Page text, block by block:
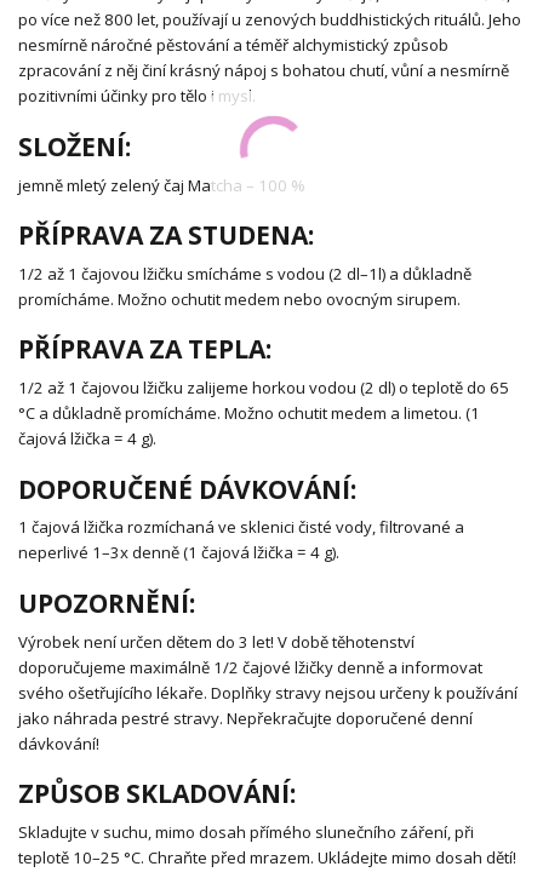
po více než 800 let, používají u zenových buddhistických rituálů. Jeho
nesmírně náročné pěstování a téměř alchymistický způsob
zpracování z něj činí krásný nápoj s bohatou chutí, vůní a nesmírně
pozitivními účinky pro tělo i mysl.
SLOŽENÍ:
jemně mletý zelený čaj Matcha – 100 %
PŘÍPRAVA ZA STUDENA:
1/2 až 1 čajovou lžičku smícháme s vodou (2 dl–1l) a důkladně
promícháme. Možno ochutit medem nebo ovocným sirupem.
PŘÍPRAVA ZA TEPLA:
1/2 až 1 čajovou lžičku zalijeme horkou vodou (2 dl) o teplotě do 65
°C a důkladně promícháme. Možno ochutit medem a limetou. (1
čajová lžička = 4 g).
DOPORUČENÉ DÁVKOVÁNÍ:
1 čajová lžička rozmíchaná ve sklenici čisté vody, filtrované a
neperlivé 1–3x denně (1 čajová lžička = 4 g).
UPOZORNĚNÍ:
Výrobek není určen dětem do 3 let! V době těhotenství
doporučujeme maximálně 1/2 čajové lžičky denně a informovat
svého ošetřujícího lékaře. Doplňky stravy nejsou určeny k používání
jako náhrada pestré stravy. Nepřekračujte doporučené denní
dávkování!
ZPŮSOB SKLADOVÁNÍ:
Skladujte v suchu, mimo dosah přímého slunečního záření, při
teplotě 10–25 °C. Chraňte před mrazem. Ukládejte mimo dosah dětí!